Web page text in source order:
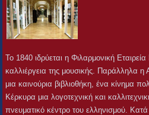
Το 1840 ιδρύεται η Φιλαρμονική
καλλιέργεια της μουσικής. Παράλληλα η
μια καινούρια βιβλιοθήκη, ένα κίνημα
Κέρκυρα μια λογοτεχνική και
πνευματικό κέντρο του ελληνισμού. Κατά